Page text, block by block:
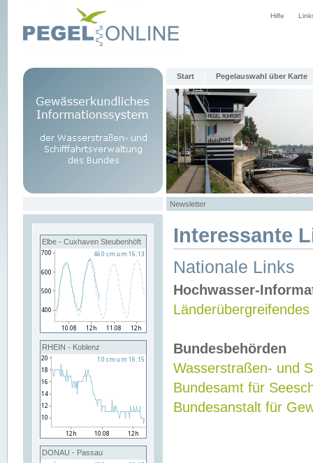
Hilfe
Start Pegelauswahl über Karte
Newsletter
Elbe - Cuxhaven Steubenhöft
RHEIN - Koblenz
DONAU - Passau
Interessante
Nationale Links
Hochwasser-
Bundesbehörden
Wasserstraßen- und
Bundesamt für
Bundesanstalt für